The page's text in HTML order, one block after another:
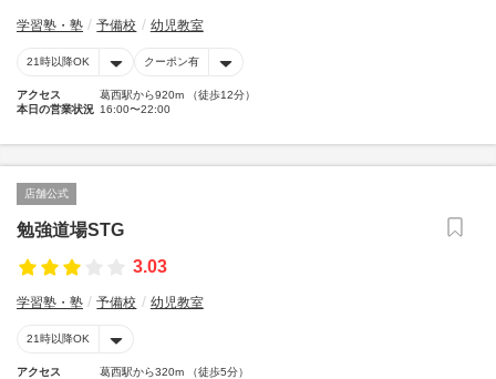
学習塾・塾 予備校 幼児教室
21時以降OK クーポン有
アクセス
葛西駅から920m （徒歩12分）
本日の営業状況 16:00〜22:00
店舗公式
勉強道場STG
3.03
学習塾・塾 予備校 幼児教室
21時以降OK
アクセス
葛西駅から320m （徒歩5分）